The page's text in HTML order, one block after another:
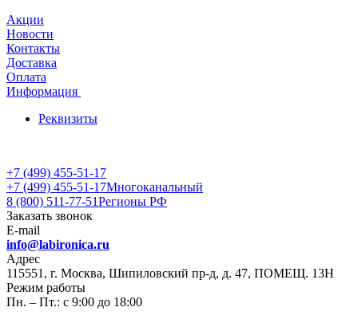
Акции
Новости
Контакты
Доставка
Оплата
Информация
Реквизиты
+7 (499) 455-51-17
+7 (499) 455-51-17Многоканальный
8 (800) 511-77-51Регионы РФ
Заказать звонок
E-mail
info@labironica.ru
Адрес
115551, г. Москва, Шипиловский пр-д, д. 47, ПОМЕЩ. 13Н
Режим работы
Пн. – Пт.: с 9:00 до 18:00